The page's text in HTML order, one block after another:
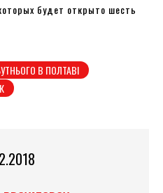
будет открыто шесть
В ПОЛТАВІ